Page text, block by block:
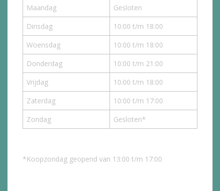
Maandag
Gesloten
Dinsdag
10:00 t/m 18:00
Woensdag
10:00 t/m 18:00
Donderdag
10:00 t/m 21:00
Vrijdag
10:00 t/m 18:00
Zaterdag
10:00 t/m 17:00
Zondag
Gesloten*
*Koopzondag geopend van 13:00 t/m 17:00